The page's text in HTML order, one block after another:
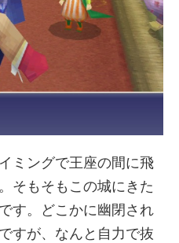
ミングで王座の間に飛
そもそもこの城にきた
す。どこかに幽閉され
すが、なんと自力で抜